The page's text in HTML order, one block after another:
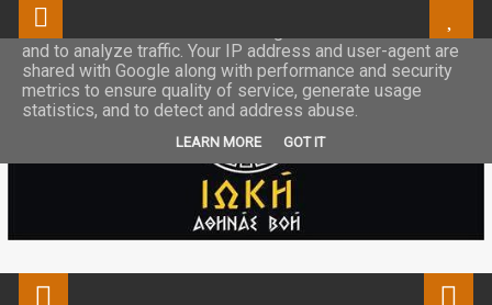
This site uses cookies from Google to deliver its services
and to analyze traffic. Your IP address and user-agent are
shared with Google along with performance and security
metrics to ensure quality of service, generate usage
statistics, and to detect and address abuse.
LEARN MORE GOT IT